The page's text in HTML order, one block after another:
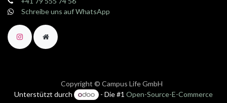
Schreibe uns auf WhatsApp
Copyright © Campus Life GmbH
Unterstützt durch
- Die #1 Open-Source-E-Commerce